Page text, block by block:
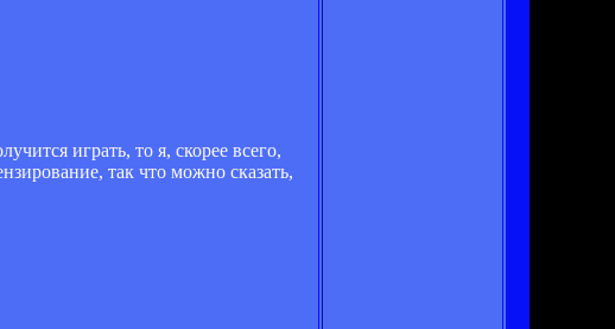
играть, то я, скорее всего,
так что можно сказать,